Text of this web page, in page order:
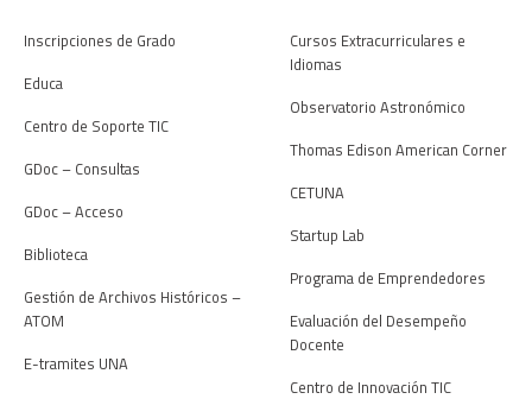
Inscripciones de Grado
Educa
Centro de Soporte TIC
GDoc – Consultas
GDoc – Acceso
Biblioteca
Gestión de Archivos Históricos –
ATOM
E-tramites UNA
Cursos Extracurriculares e
Idiomas
Observatorio Astronómico
Thomas Edison American Corner
CETUNA
Startup Lab
Programa de Emprendedores
Evaluación del Desempeño
Docente
Centro de Innovación TIC